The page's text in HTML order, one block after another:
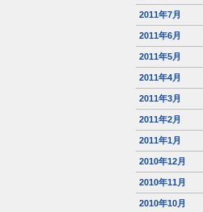
2011年7月
2011年6月
2011年5月
2011年4月
2011年3月
2011年2月
2011年1月
2010年12月
2010年11月
2010年10月